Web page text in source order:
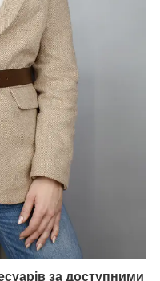
за доступними